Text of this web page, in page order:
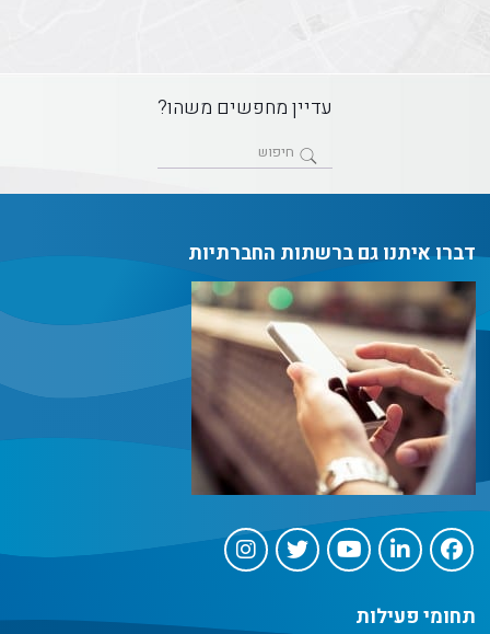
עדיין מחפשים משהו?
דברו איתנו גם ברשתות החברתיות
תחומי פעילות